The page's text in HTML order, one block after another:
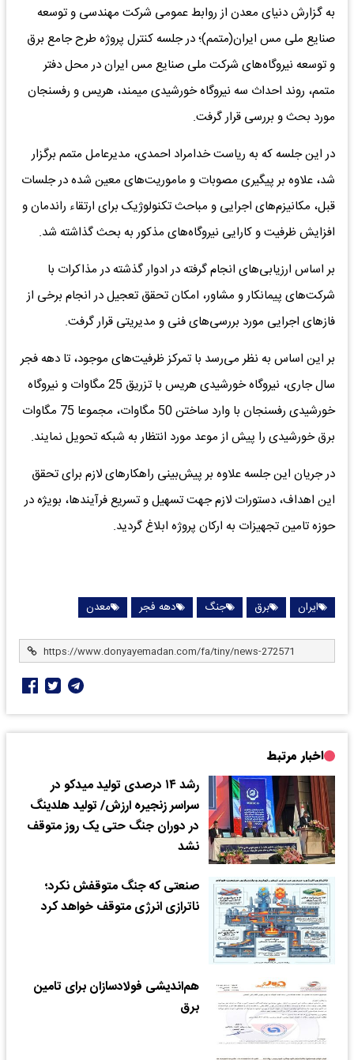
به گزارش دنیای معدن از روابط عمومی شرکت مهندسی و توسعه
صنایع ملی مس ایران(متمم)؛ در جلسه کنترل پروژه طرح جامع برق
و توسعه نیروگاه‌های شرکت ملی صنایع مس ایران در محل دفتر
متمم، روند احداث سه نیروگاه خورشیدی میمند، هریس و رفسنجان
مورد بحث و بررسی قرار گرفت.
در این جلسه که به ریاست خدامراد احمدی، مدیرعامل متمم برگزار
شد، علاوه بر پیگیری مصوبات و ماموریت‌های معین شده در جلسات
قبل، مکانیزم‌های اجرایی و مباحث تکنولوژیک برای ارتقاء راندمان و
افزایش ظرفیت‌ و کارایی نیروگاه‌های مذکور به بحث گذاشته شد.
بر اساس ارزیابی‌های انجام گرفته در ادوار گذشته در مذاکرات با
شرکت‌های پیمانکار و مشاور، امکان تحقق تعجیل در انجام برخی از
فازهای اجرایی مورد بررسی‌های فنی و مدیریتی قرار گرفت.
بر این اساس به نظر می‌رسد با تمرکز ظرفیت‌های موجود، تا دهه فجر
سال جاری، نیروگاه خورشیدی هریس با تزریق 25 مگاوات و نیروگاه
خورشیدی رفسنجان با وارد ساختن 50 مگاوات، مجموعا 75 مگاوات
برق خورشیدی را پیش از موعد مورد انتظار به شبکه تحویل نمایند.
در جریان این جلسه علاوه بر پیش‌بینی راهکارهای لازم برای تحقق
این اهداف، دستورات لازم جهت تسهیل و تسریع فرآیندها، بویژه در
حوزه تامین تجهیزات به ارکان پروژه ابلاغ گردید.
ایران برق جنگ دهه فجر معدن
اخبار مرتبط
رشد ۱۴ درصدی تولید میدکو در
سراسر زنجیره ارزش/ تولید هلدینگ
در دوران جنگ حتی یک روز متوقف
نشد
صنعتی که جنگ متوقفش نکرد؛
ناترازی انرژی متوقف خواهد کرد
هم‌اندیشی فولادسازان برای تامین
برق